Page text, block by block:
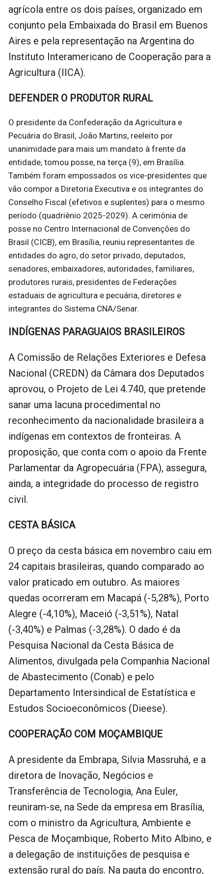
agrícola entre os dois países, organizado em
conjunto pela Embaixada do Brasil em Buenos
Aires e pela representação na Argentina do
Instituto Interamericano de Cooperação para a
Agricultura (IICA).
DEFENDER O PRODUTOR RURAL
O presidente da Confederação da Agricultura e
Pecuária do Brasil, João Martins, reeleito por
unanimidade para mais um mandato à frente da
entidade, tomou posse, na terça (9), em Brasília.
Também foram empossados os vice-presidentes que
vão compor a Diretoria Executiva e os integrantes do
Conselho Fiscal (efetivos e suplentes) para o mesmo
período (quadriênio 2025-2029). A cerimônia de
posse no Centro Internacional de Convenções do
Brasil (CICB), em Brasília, reuniu representantes de
entidades do agro, do setor privado, deputados,
senadores, embaixadores, autoridades, familiares,
produtores rurais, presidentes de Federações
estaduais de agricultura e pecuária, diretores e
integrantes do Sistema CNA/Senar.
INDÍGENAS PARAGUAIOS BRASILEIROS
A Comissão de Relações Exteriores e Defesa
Nacional (CREDN) da Câmara dos Deputados
aprovou, o Projeto de Lei 4.740, que pretende
sanar uma lacuna procedimental no
reconhecimento da nacionalidade brasileira a
indígenas em contextos de fronteiras. A
proposição, que conta com o apoio da Frente
Parlamentar da Agropecuária (FPA), assegura,
ainda, a integridade do processo de registro
civil.
CESTA BÁSICA
O preço da cesta básica em novembro caiu em
24 capitais brasileiras, quando comparado ao
valor praticado em outubro. As maiores
quedas ocorreram em Macapá (-5,28%), Porto
Alegre (-4,10%), Maceió (-3,51%), Natal
(-3,40%) e Palmas (-3,28%). O dado é da
Pesquisa Nacional da Cesta Básica de
Alimentos, divulgada pela Companhia Nacional
de Abastecimento (Conab) e pelo
Departamento Intersindical de Estatística e
Estudos Socioeconômicos (Dieese).
COOPERAÇÃO COM MOÇAMBIQUE
A presidente da Embrapa, Silvia Massruhá, e a
diretora de Inovação, Negócios e
Transferência de Tecnologia, Ana Euler,
reuniram-se, na Sede da empresa em Brasília,
com o ministro da Agricultura, Ambiente e
Pesca de Moçambique, Roberto Mito Albino, e
a delegação de instituições de pesquisa e
extensão rural do país. Na pauta do encontro,